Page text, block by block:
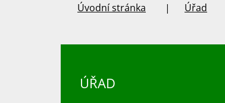
Úvodní stránka Úřad
ÚŘAD